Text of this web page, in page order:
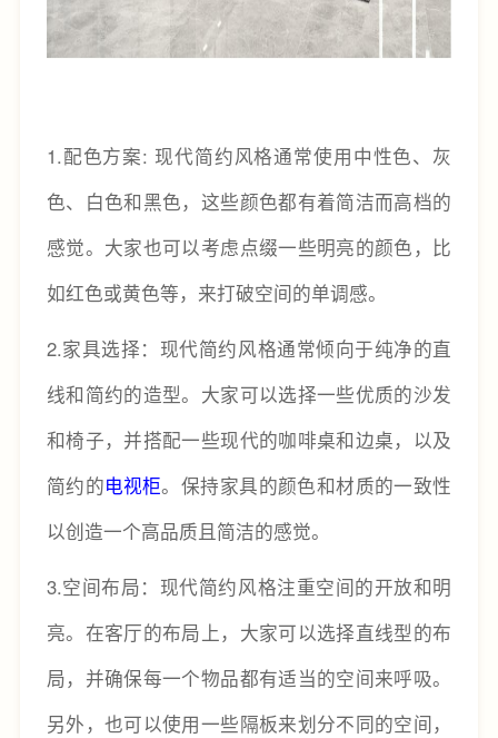
1.配色方案: 现代简约风格通常使用中性色、灰
色、白色和黑色，这些颜色都有着简洁而高档的
感觉。大家也可以考虑点缀一些明亮的颜色，比
如红色或黄色等，来打破空间的单调感。
2.家具选择：现代简约风格通常倾向于纯净的直
线和简约的造型。大家可以选择一些优质的沙发
和椅子，并搭配一些现代的咖啡桌和边桌，以及
简约的电视柜。保持家具的颜色和材质的一致性
以创造一个高品质且简洁的感觉。
3.空间布局：现代简约风格注重空间的开放和明
亮。在客厅的布局上，大家可以选择直线型的布
局，并确保每一个物品都有适当的空间来呼吸。
另外，也可以使用一些隔板来划分不同的空间，